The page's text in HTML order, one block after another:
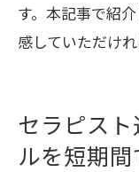
す。本記事で紹
感していただけれ
セラピス
ルを短期